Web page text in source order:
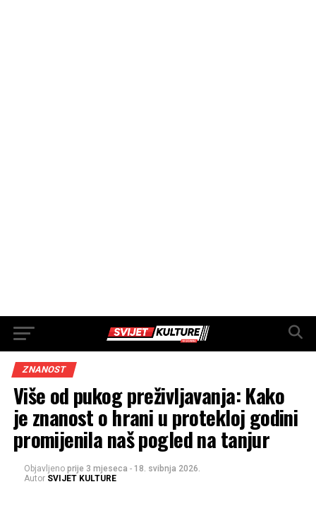
ZNANOST
Više od pukog preživljavanja: Kako
je znanost o hrani u protekloj godini
promijenila naš pogled na tanjur
Objavljeno prije 3 mjeseca - 18. svibnja 2026.
Autor SVIJET KULTURE